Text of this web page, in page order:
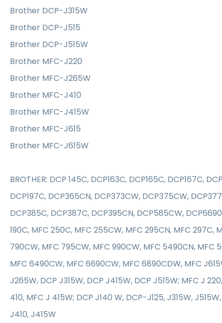
Brother DCP-J315W
Brother DCP-J515
Brother DCP-J515W
Brother MFC-J220
Brother MFC-J265W
Brother MFC-J410
Brother MFC-J415W
Brother MFC-J615
Brother MFC-J615W
BROTHER: DCP 145C, DCP163C, DCP165C, DCP167C,
DCP197C, DCP365CN, DCP373CW, DCP375CW,
DCP385C, DCP387C, DCP395CN, DCP585CW,
190C, MFC 250C, MFC 255CW, MFC 295CN, MFC 297C,
790CW, MFC 795CW, MFC 990CW, MFC 5490CN, MFC
MFC 6490CW, MFC 6690CW, MFC 6890CDW, MFC
J265W, DCP J315W, DCP J415W, DCP J515W; MFC J
410, MFC J 415W; DCP J140 W, DCP-J125, J315W,
J410, J415W